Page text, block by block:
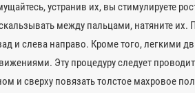
устранив их, вы стимулируете
между пальцами, натяните их.
и слева направо. Кроме того, легкими
Эту процедуру следует
и сверху повязать толстое махровое